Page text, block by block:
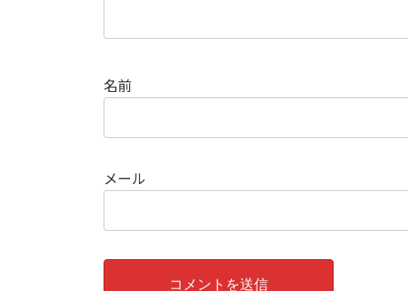
名前
メール